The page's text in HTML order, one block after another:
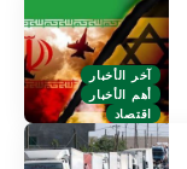
آخر الأخبار
أهم الأخبار
اقتصاد